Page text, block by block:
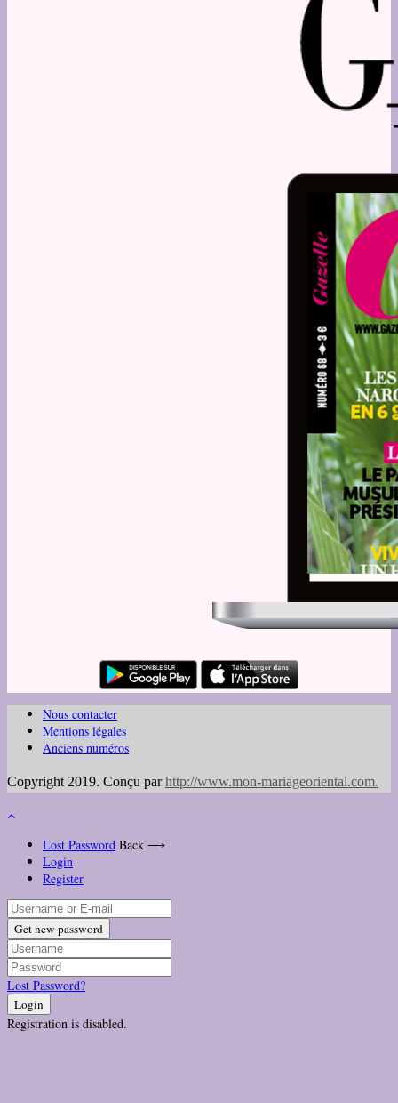
Nous contacter
Mentions légales
Anciens numéros
Copyright 2019. Conçu parhttp://www.mon-mariageoriental.com.
Lost Password Back ⟶
Login
Register
Get new password
Lost Password?
Login
Registration is disabled.